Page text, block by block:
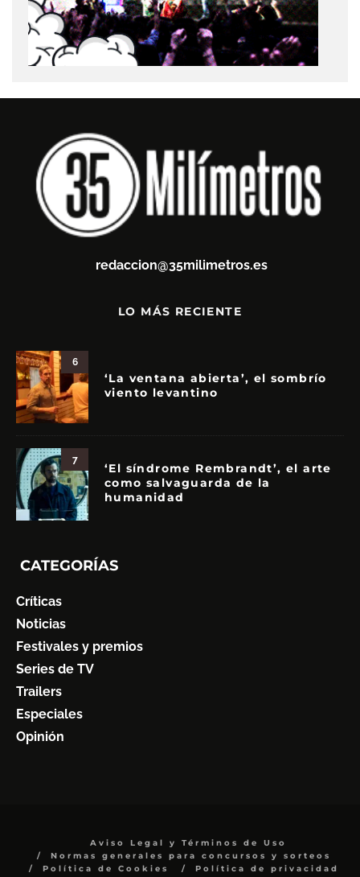
redaccion@35milimetros.es
LO MÁS RECIENTE
6
‘La ventana abierta’, el sombrío
viento levantino
7
‘El síndrome Rembrandt’, el arte
como salvaguarda de la
humanidad
CATEGORÍAS
Críticas
Noticias
Festivales y premios
Series de TV
Trailers
Especiales
Opinión
Aviso Legal y Términos de Uso
Normas generales para concursos y sorteos
Política de Cookies
Política de privacidad